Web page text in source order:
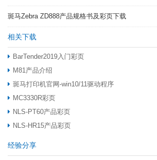
斑马Zebra ZD888产品规格书及彩页下载
相关下载
BarTender2019入门彩页
M81产品介绍
斑马打印机官网-win10/11驱动程序
MC3330R彩页
NLS-PT60产品彩页
NLS-HR15产品彩页
经验分享